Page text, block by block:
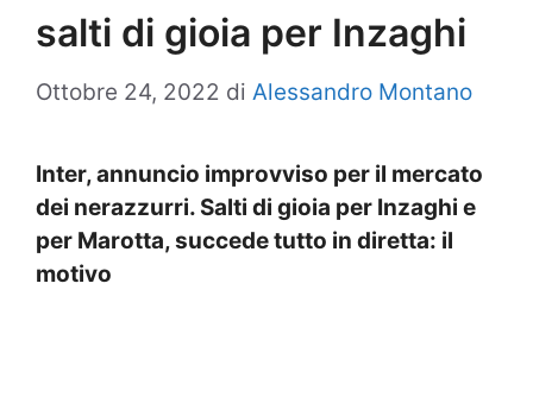
salti di gioia per Inzaghi
Ottobre 24, 2022 di Alessandro Montano
Inter, annuncio improvviso per il mercato
dei nerazzurri. Salti di gioia per Inzaghi e
per Marotta, succede tutto in diretta: il
motivo